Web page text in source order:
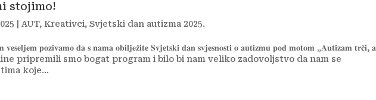
stojimo!
AUT,Kreativci,Svjetski dan autizma 2025.
𝐯𝐞𝐬𝐞𝐥𝐣𝐞𝐦 𝐩𝐨𝐳𝐢𝐯𝐚𝐦𝐨 𝐝𝐚 𝐬 𝐧𝐚𝐦𝐚 𝐨𝐛𝐢𝐥𝐣𝐞𝐳̌𝐢𝐭𝐞 𝐒𝐯𝐣𝐞𝐭𝐬𝐤𝐢 𝐝𝐚𝐧 𝐬𝐯𝐣𝐞𝐬𝐧𝐨𝐬𝐭𝐢 𝐨 𝐚𝐮𝐭𝐢𝐳𝐦𝐮 𝐩𝐨𝐝 𝐦𝐨𝐭𝐨𝐦 „𝐀𝐮𝐭𝐢𝐳𝐚𝐦 𝐭𝐫𝐜̌𝐢, 𝐚
pripremili smo bogat program i bilo bi nam veliko zadovoljstvo da nam se
koje...